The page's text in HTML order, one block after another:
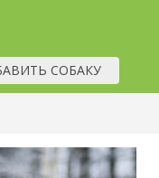
СОБАКУ